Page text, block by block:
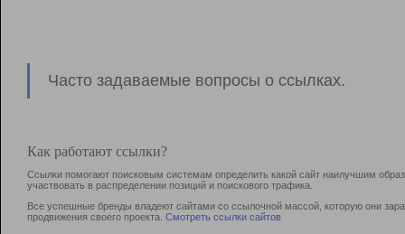
Часто задаваемые вопросы о ссылках.
Как работают ссылки?
Ссылки помогают поисковым системам определить какой сайт наилучшим
участвовать в раcпределении позиций и поискового трафика.
Все успешные бренды владеют сайтами со ссылочной массой, которую они
продвижения своего проекта. Смотреть ссылки сайтов